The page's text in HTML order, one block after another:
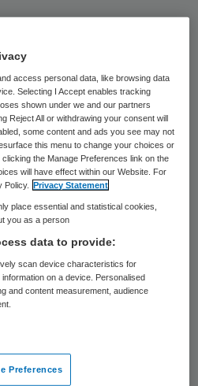
De Hosvazze in
staat onder
De Inspectie voor de
zag er structurele
zorg. Verbeteringen
wachten. De inspectie
kleinschalige zorg- en
biedt aan
met een
of zintuiglijke
access personal data, like browsing data
Selecting I Accept enables tracking
shown under we and our partners
Reject All or withdrawing your consent will
some content and ads you see may not
this menu to change your choices or
the Manage Preferences link on the
will have effect within our Website. For
Policy.
Privacy Statement
place essential and statistical cookies,
you as a person
data to provide:
scan device characteristics for
on a device. Personalised
and content measurement, audience
Preferences